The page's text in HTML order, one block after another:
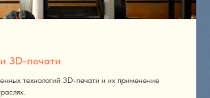
3D-печати
технологий 3D-печати и их применение